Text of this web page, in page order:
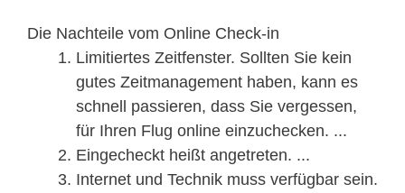
Die Nachteile vom Online Check-in
Limitiertes Zeitfenster. Sollten Sie kein
gutes Zeitmanagement haben, kann es
schnell passieren, dass Sie vergessen,
für Ihren Flug online einzuchecken. ...
Eingecheckt heißt angetreten. ...
Internet und Technik muss verfügbar sein.